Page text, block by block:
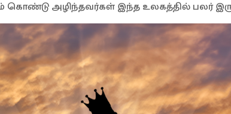
அழிந்தவர்கள் இந்த உலகத்தில் பலர்